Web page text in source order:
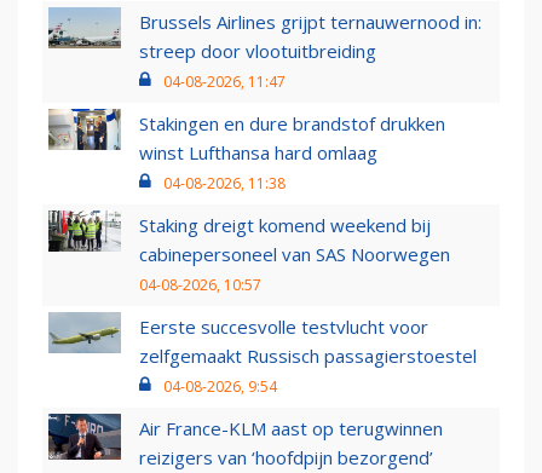
Brussels Airlines grijpt ternauwernood in:
streep door vlootuitbreiding
04-08-2026, 11:47
Stakingen en dure brandstof drukken
winst Lufthansa hard omlaag
04-08-2026, 11:38
Staking dreigt komend weekend bij
cabinepersoneel van SAS Noorwegen
04-08-2026, 10:57
Eerste succesvolle testvlucht voor
zelfgemaakt Russisch passagierstoestel
04-08-2026, 9:54
Air France-KLM aast op terugwinnen
reizigers van ‘hoofdpijn bezorgend’